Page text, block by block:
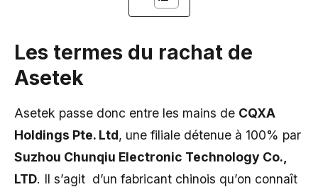
Les termes du rachat de
Asetek
Asetek passe donc entre les mains de CQXA
Holdings Pte. Ltd, une filiale détenue à 100% par
Suzhou Chunqiu Electronic Technology Co.,
LTD. Il s’agit d’un fabricant chinois qu’on connaît